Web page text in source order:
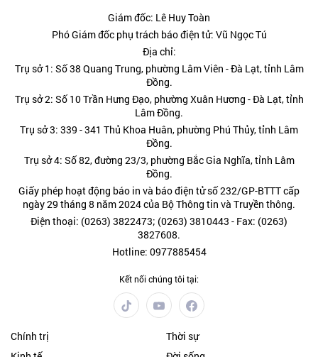
Giám đốc: Lê Huy Toàn
Phó Giám đốc phụ trách báo điện tử: Vũ Ngọc Tú
Địa chỉ:
Trụ sở 1: Số 38 Quang Trung, phường Lâm Viên - Đà Lạt, tỉnh Lâm
Đồng.
Trụ sở 2: Số 10 Trần Hưng Đạo, phường Xuân Hương - Đà Lạt, tỉnh
Lâm Đồng.
Trụ sở 3: 339 - 341 Thủ Khoa Huân, phường Phú Thủy, tỉnh Lâm
Đồng.
Trụ sở 4: Số 82, đường 23/3, phường Bắc Gia Nghĩa, tỉnh Lâm
Đồng.
Giấy phép hoạt động báo in và báo điện tử số 232/GP-BTTT cấp
ngày 29 tháng 8 năm 2024 của Bộ Thông tin và Truyền thông.
Điện thoại: (0263) 3822473; (0263) 3810443 - Fax: (0263)
3827608.
Hotline: 0977885454
Kết nối chúng tôi tại:
Chính trị
Thời sự